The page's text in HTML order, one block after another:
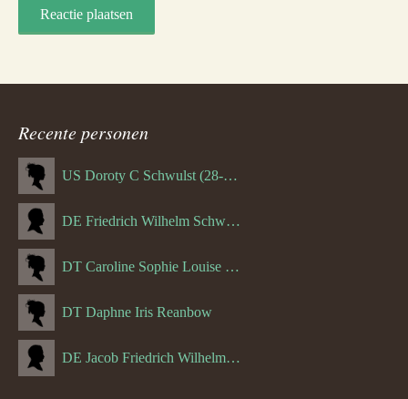
Recente personen
US Doroty C Schwulst (28-12-1919)
DE Friedrich Wilhelm Schwulst
DT Caroline Sophie Louise Schreuder born Schwulst (13-05-1866)
DT Daphne Iris Reanbow
DE Jacob Friedrich Wilhelm Hurth